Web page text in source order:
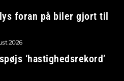
foran på biler gjort til
2026
‘hastighedsrekord’